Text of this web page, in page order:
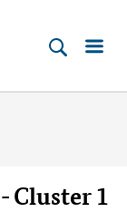
Cluster 1